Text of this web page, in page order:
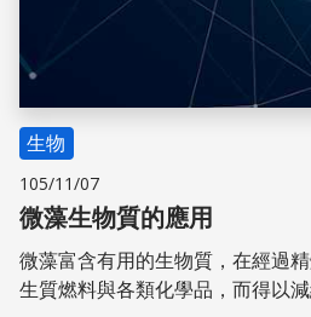
生物
105/11/07
微藻生物質的應用
微藻富含有用的生物質，在經過
生質燃料與各類化學品，而得以